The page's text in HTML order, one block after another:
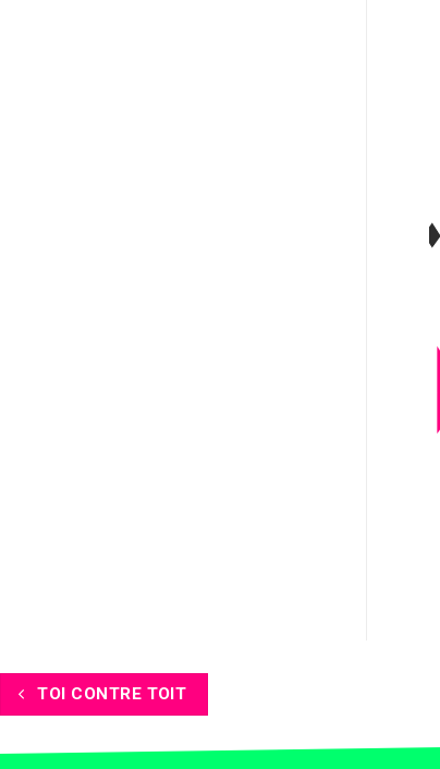
TOI CONTRE TOIT